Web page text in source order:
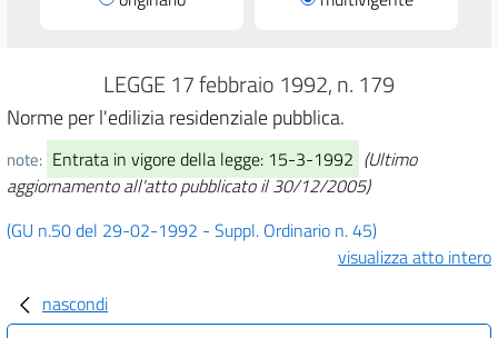
LEGGE 17 febbraio 1992, n. 179
Norme per l'edilizia residenziale pubblica.
note: Entrata in vigore della legge: 15-3-1992 (Ultimo
aggiornamento all'atto pubblicato il 30/12/2005)
(GU n.50 del 29-02-1992 - Suppl. Ordinario n. 45)
visualizza atto intero
nascondi